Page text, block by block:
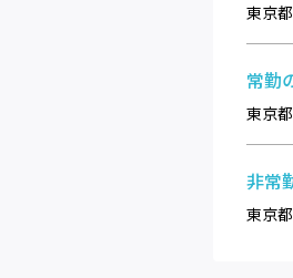
東京都
常勤
東京都
非常
東京都